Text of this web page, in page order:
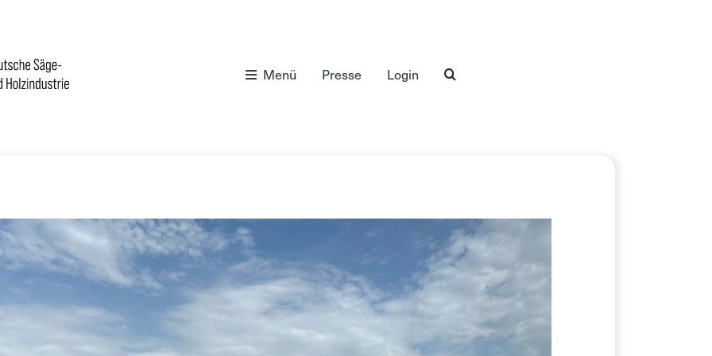
Menü Presse Login